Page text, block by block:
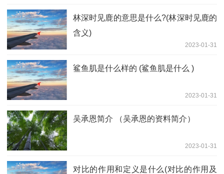
林深时见鹿的意思是什么?(林深时见鹿的
含义)
2023-01-31
鲨鱼肌是什么样的 (鲨鱼肌是什么 )
2023-01-31
吴承恩简介 （吴承恩的资料简介）
2023-01-31
对比的作用和定义是什么(对比的作用及